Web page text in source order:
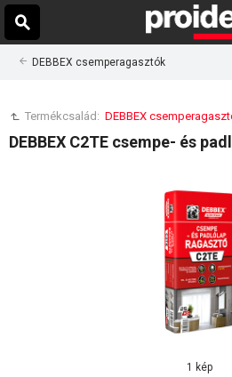
DEBBEX csemperagasztók
Termékcsalád: DEBBEX
DEBBEX C2TE csempe- és
1 kép